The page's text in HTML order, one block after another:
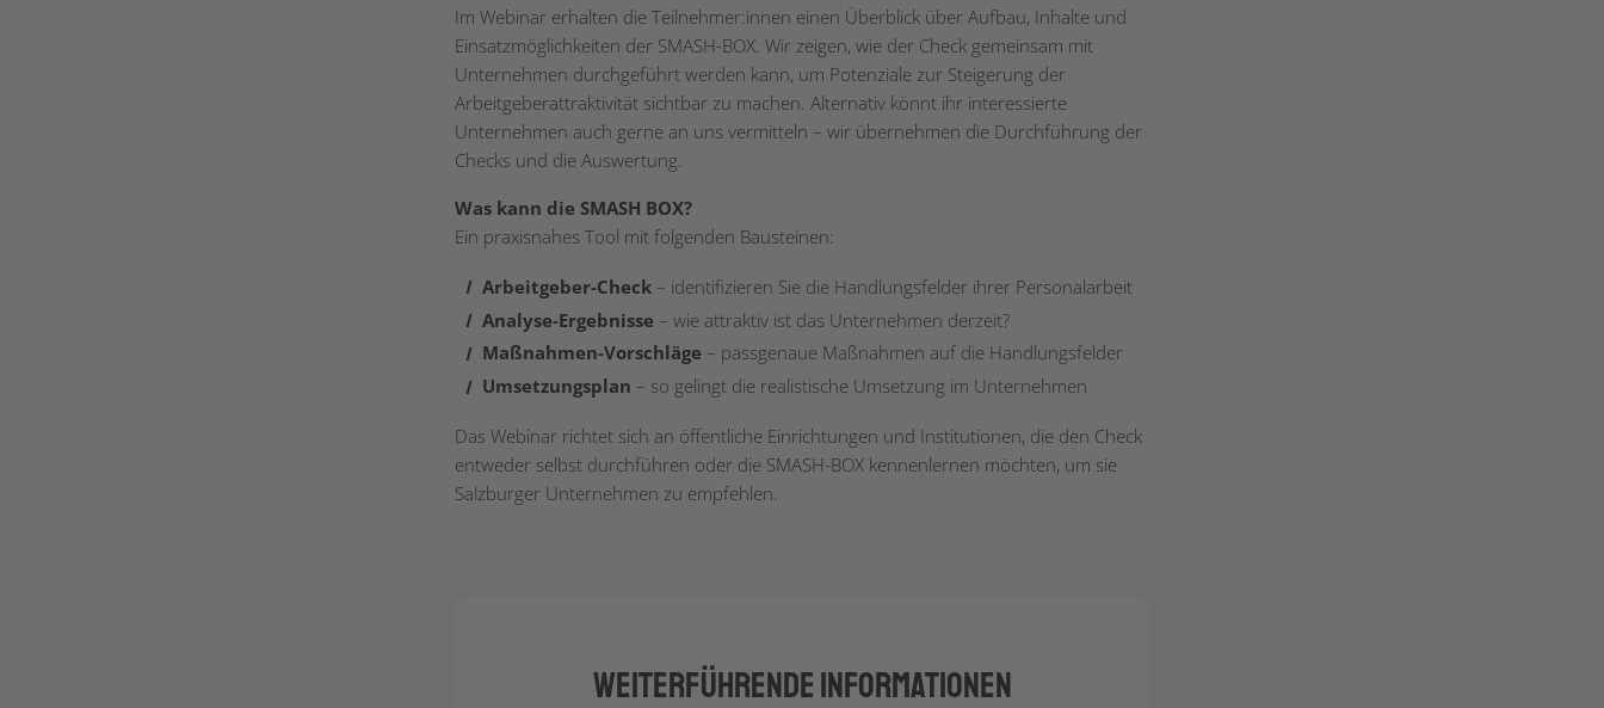
Im Webinar erhalten die Teilnehmer:innen einen Überblick über Aufbau, Inhalte und
Einsatzmöglichkeiten der SMASH-BOX. Wir zeigen, wie der Check gemeinsam mit
Unternehmen durchgeführt werden kann, um Potenziale zur Steigerung der
Arbeitgeberattraktivität sichtbar zu machen. Alternativ könnt ihr interessierte
Unternehmen auch gerne an uns vermitteln – wir übernehmen die Durchführung der
Checks und die Auswertung.
Was kann die SMASH BOX?
Ein praxisnahes Tool mit folgenden Bausteinen:
Arbeitgeber-Check– identifizieren Sie die Handlungsfelder ihrer Personalarbeit
Analyse-Ergebnisse – wie attraktiv ist das Unternehmen derzeit?
Maßnahmen-Vorschläge – passgenaue Maßnahmen auf die Handlungsfelder
Umsetzungsplan – so gelingt die realistische Umsetzung im Unternehmen
Das Webinar richtet sich an öffentliche Einrichtungen und Institutionen, die den Check
entweder selbst durchführen oder die SMASH-BOX kennenlernen möchten, um sie
Salzburger Unternehmen zu empfehlen.
Weiterführende Informationen